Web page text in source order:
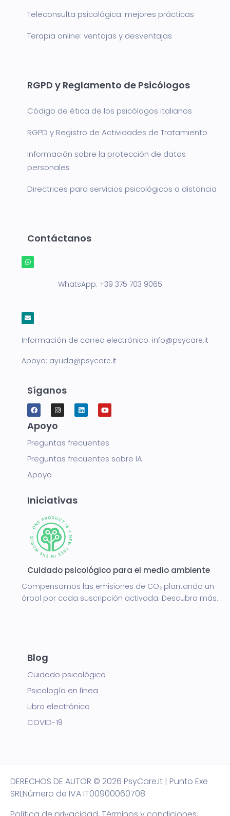
Teleconsulta psicológica: mejores prácticas
Terapia online: ventajas y desventajas
RGPD y Reglamento de Psicólogos
Código de ética de los psicólogos italianos
RGPD y Registro de Actividades de Tratamiento
Información sobre la protección de datos
personales
Directrices para servicios psicológicos a distancia
Contáctanos
WhatsApp: +39 375 703 9065
Información de correo electrónico: info@psycare.it
Apoyo: ayuda@psycare.it
Síganos
Apoyo
Preguntas frecuentes
Preguntas frecuentes sobre IA.
Apoyo
Iniciativas
Cuidado psicológico para el medio ambiente
Compensamos las emisiones de CO₂ plantando un
árbol por cada suscripción activada: Descubra más.
Blog
Cuidado psicológico
Psicología en línea
Libro electrónico
COVID-19
DERECHOS DE AUTOR © 2026 PsyCare.it | Punto Exe
SRLNúmero de IVA IT00900060708